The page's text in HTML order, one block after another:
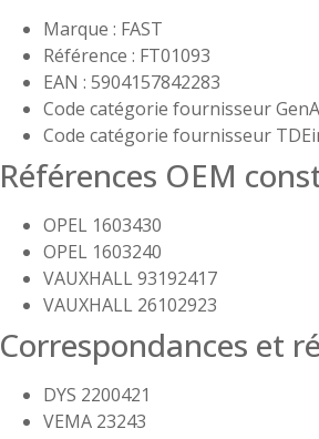
Marque : FAST
Référence : FT01093
EAN : 5904157842283
Code catégorie fournisseur
Code catégorie fournisseur
Références OEM
OPEL 1603430
OPEL 1603240
VAUXHALL 93192417
VAUXHALL 26102923
Correspondances et
DYS 2200421
VEMA 23243